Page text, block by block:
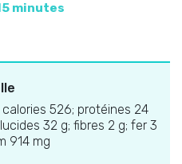
minutes
526; protéines 24
32 g; fibres 2 g; fer 3
914 mg